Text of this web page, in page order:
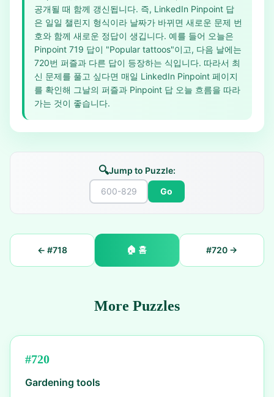
공개될 때 함께 갱신됩니다. 즉, LinkedIn Pinpoint 답
은 일일 챌린지 형식이라 날짜가 바뀌면 새로운 문제 번
호와 함께 새로운 정답이 생깁니다. 예를 들어 오늘은
Pinpoint 719 답이 "Popular tattoos"이고, 다음 날에는
720번 퍼즐과 다른 답이 등장하는 식입니다. 따라서 최
신 문제를 풀고 싶다면 매일 LinkedIn Pinpoint 페이지
를 확인해 그날의 퍼즐과 Pinpoint 답 오늘 흐름을 따라
가는 것이 좋습니다.
🔍Jump to Puzzle:
Go
← #718 🏠 홈 #720→
More Puzzles
#720
Gardening tools